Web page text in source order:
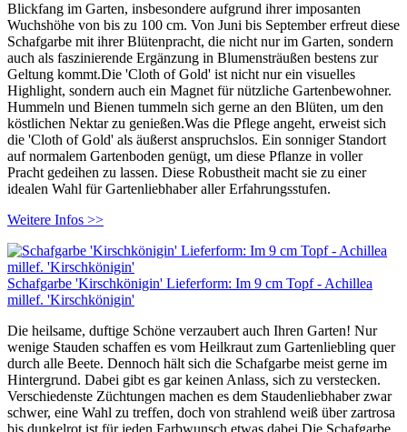
Blickfang im Garten, insbesondere aufgrund ihrer imposanten
Wuchshöhe von bis zu 100 cm. Von Juni bis September erfreut diese
Schafgarbe mit ihrer Blütenpracht, die nicht nur im Garten, sondern
auch als faszinierende Ergänzung in Blumensträußen bestens zur
Geltung kommt.Die 'Cloth of Gold' ist nicht nur ein visuelles
Highlight, sondern auch ein Magnet für nützliche Gartenbewohner.
Hummeln und Bienen tummeln sich gerne an den Blüten, um den
köstlichen Nektar zu genießen.Was die Pflege angeht, erweist sich
die 'Cloth of Gold' als äußerst anspruchslos. Ein sonniger Standort
auf normalem Gartenboden genügt, um diese Pflanze in voller
Pracht gedeihen zu lassen. Diese Robustheit macht sie zu einer
idealen Wahl für Gartenliebhaber aller Erfahrungsstufen.
Weitere Infos >>
Schafgarbe 'Kirschkönigin' Lieferform: Im 9 cm Topf - Achillea
millef. 'Kirschkönigin'
Die heilsame, duftige Schöne verzaubert auch Ihren Garten! Nur
wenige Stauden schaffen es vom Heilkraut zum Gartenliebling quer
durch alle Beete. Dennoch hält sich die Schafgarbe meist gerne im
Hintergrund. Dabei gibt es gar keinen Anlass, sich zu verstecken.
Verschiedenste Züchtungen machen es dem Staudenliebhaber zwar
schwer, eine Wahl zu treffen, doch von strahlend weiß über zartrosa
bis dunkelrot ist für jeden Farbwunsch etwas dabei.Die Schafgarbe